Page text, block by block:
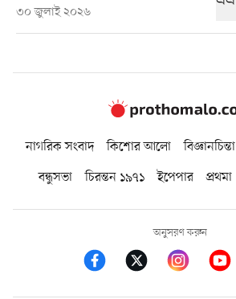
৩০ জুলাই ২০২৬
নাগরিক সংবাদ কিশোর আলো বিজ্ঞানচিন্তা
বন্ধুসভা
চিরন্তন ১৯৭১ ইপেপার প্রথমা
অনুসরণ করুন